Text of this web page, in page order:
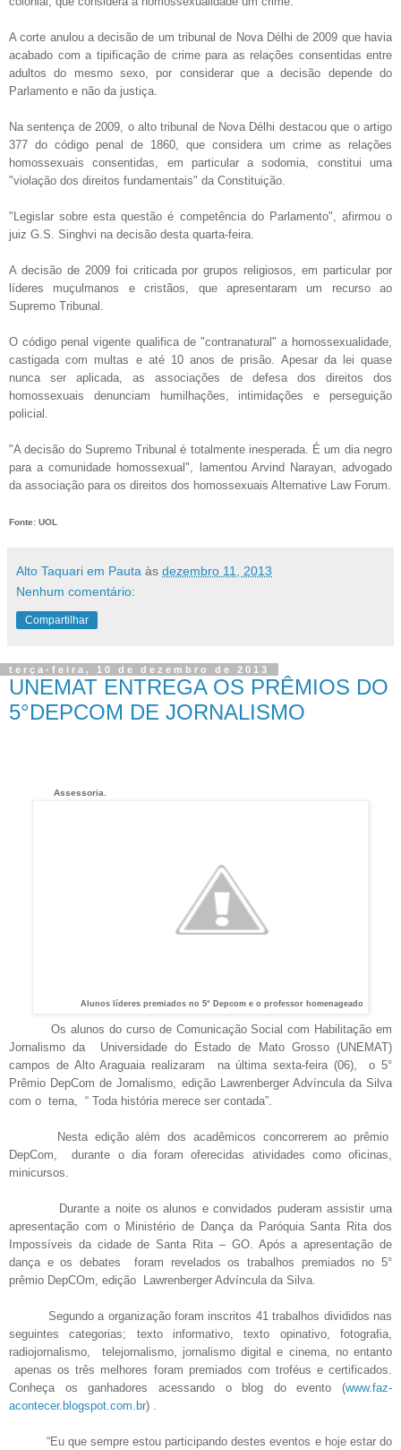
A corte anulou a decisão de um tribunal de Nova Délhi de 2009 que havia
acabado com a tipificação de crime para as relações consentidas entre
adultos do mesmo sexo, por considerar que a decisão depende do
Parlamento e não da justiça.
Na sentença de 2009, o alto tribunal de Nova Délhi destacou que o artigo
377 do código penal de 1860, que considera um crime as relações
homossexuais consentidas, em particular a sodomia, constitui uma
"violação dos direitos fundamentais" da Constituição.
"Legislar sobre esta questão é competência do Parlamento", afirmou o
juiz G.S. Singhvi na decisão desta quarta-feira.
A decisão de 2009 foi criticada por grupos religiosos, em particular por
líderes muçulmanos e cristãos, que apresentaram um recurso ao
Supremo Tribunal.
O código penal vigente qualifica de "contranatural" a homossexualidade,
castigada com multas e até 10 anos de prisão. Apesar da lei quase
nunca ser aplicada, as associações de defesa dos direitos dos
homossexuais denunciam humilhações, intimidações e perseguição
policial.
"A decisão do Supremo Tribunal é totalmente inesperada. É um dia negro
para a comunidade homossexual", lamentou Arvind Narayan, advogado
da associação para os direitos dos homossexuais Alternative Law Forum.
Fonte: UOL
Alto Taquari em Pauta às dezembro 11, 2013
Nenhum comentário:
Compartilhar
terça-feira, 10 de dezembro de 2013
UNEMAT ENTREGA OS PRÊMIOS DO
5°DEPCOM DE JORNALISMO
Assessoria.
Alunos líderes premiados no 5° Depcom e o professor homenageado
Os alunos do curso de Comunicação Social com Habilitação em
Jornalismo da Universidade do Estado de Mato Grosso (UNEMAT)
campos de Alto Araguaia realizaram na última sexta-feira (06), o 5°
Prêmio DepCom de Jornalismo, edição Lawrenberger Advíncula da Silva
com o tema, “ Toda história merece ser contada”.
Nesta edição além dos acadêmicos concorrerem ao prêmio
DepCom, durante o dia foram oferecidas atividades como oficinas,
minicursos.
Durante a noite os alunos e convidados puderam assistir uma
apresentação com o Ministério de Dança da Paróquia Santa Rita dos
Impossíveis da cidade de Santa Rita – GO. Após a apresentação de
dança e os debates foram revelados os trabalhos premiados no 5°
prêmio DepCOm, edição Lawrenberger Advíncula da Silva.
Segundo a organização foram inscritos 41 trabalhos divididos nas
seguintes categorias; texto informativo, texto opinativo, fotografia,
radiojornalismo, telejornalismo, jornalismo digital e cinema, no entanto
apenas os três melhores foram premiados com troféus e certificados.
Conheça os ganhadores acessando o blog do evento (www.faz-
acontecer.blogspot.com.br) .
“Eu que sempre estou participando destes eventos e hoje estar do